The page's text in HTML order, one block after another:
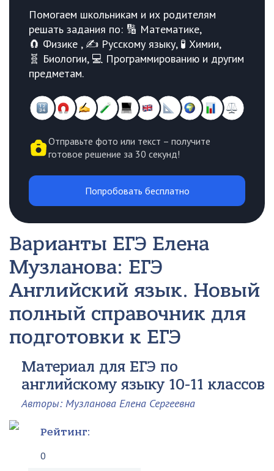
Помогаем школьникам и их родителям
решать задания по: 🔢 Математике,
🧲 Физике , ✍️ Русскому языку, 🧪 Химии,
🧬 Биологии, 💻 Программированию и другим
предметам.
Отправьте фото или текст – получите
готовое решение за 30 секунд!
Попробовать бесплатно
Варианты ЕГЭ Елена
Музланова: ЕГЭ
Английский язык. Новый
полный справочник для
подготовки к ЕГЭ
Материал для ЕГЭ по
английскому языку 10-11 классов
Авторы: Музланова Елена Сергеевна
Рейтинг:
0